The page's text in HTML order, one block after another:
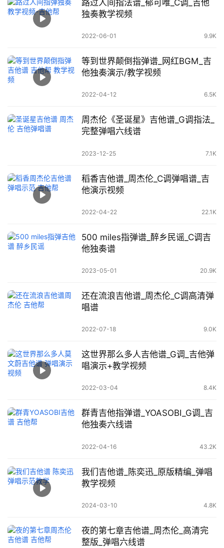
路过人间指法谱_郁可唯_C调_吉他
独奏教学视频
2022-06-01 9.9K
等到世界颠倒指弹谱_网红BGM_吉
他独奏演示/教学视频
2022-04-12 6.5K
周杰伦《圣诞星》吉他谱_G调指法_
完整弹唱六线谱
2023-12-25 7.1K
稻香吉他谱_周杰伦_C调弹唱谱_吉
他演示视频
2022-04-22 22.1K
500 miles指弹谱_醉乡民谣_C调吉
他独奏谱
2023-05-01 20.9K
还在流浪吉他谱_周杰伦_C调高清弹
唱谱
2022-07-18 9.0K
这世界那么多人吉他谱_G调_吉他弹
唱演示+教学视频
2022-03-04 8.4K
群青吉他指弹谱_YOASOBI_G调_吉
他独奏六线谱
2022-04-16 43.2K
我们吉他谱_陈奕迅_原版精编_弹唱
教学视频
2024-03-10 4.8K
夜的第七章吉他谱_周杰伦_高清完
整版_弹唱六线谱